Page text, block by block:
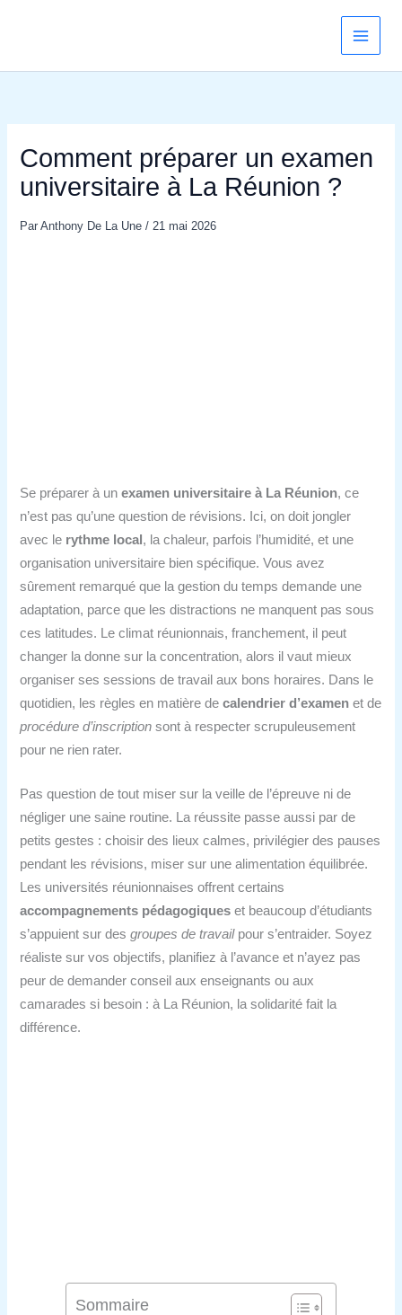
Comment préparer un examen
universitaire à La Réunion ?
ParAnthony De La Une/21 mai 2026
Se préparer à unexamen universitaire à La Réunion, ce
n’est pas qu’une question de révisions. Ici, on doit jongler
avec le rythme local , la chaleur, parfois l’humidité, et une
organisation universitaire bien spécifique. Vous avez
sûrement remarqué que la gestion du temps demande une
adaptation, parce que les distractions ne manquent pas sous
ces latitudes. Le climat réunionnais, franchement, il peut
changer la donne sur la concentration, alors il vaut mieux
organiser ses sessions de travail aux bons horaires. Dans le
quotidien, les règles en matière decalendrier d’examen et de
procédure d’inscription sont à respecter scrupuleusement
pour ne rien rater.
Pas question de tout miser sur la veille de l’épreuve ni de
négliger une saine routine. La réussite passe aussi par de
petits gestes : choisir des lieux calmes, privilégier des pauses
pendant les révisions, miser sur une alimentation équilibrée.
Les universités réunionnaises offrent certains
accompagnements pédagogiques et beaucoup d’étudiants
s’appuient sur desgroupes de travailpour s’entraider. Soyez
réaliste sur vos objectifs, planifiez à l’avance et n’ayez pas
peur de demander conseil aux enseignants ou aux
camarades si besoin : à La Réunion, la solidarité fait la
différence.
Sommaire